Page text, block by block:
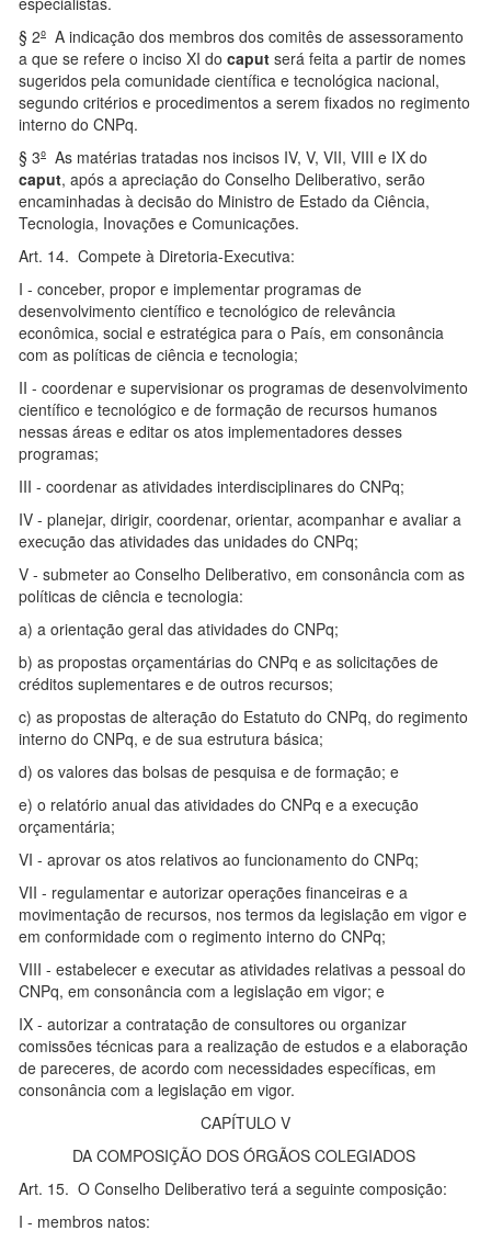
§ 2º A indicação dos membros dos comitês de assessoramento
a que se refere o inciso XI do caput será feita a partir de nomes
sugeridos pela comunidade científica e tecnológica nacional,
segundo critérios e procedimentos a serem fixados no regimento
interno do CNPq.
§ 3º As matérias tratadas nos incisos IV, V, VII, VIII e IX do
caput, após a apreciação do Conselho Deliberativo, serão
encaminhadas à decisão do Ministro de Estado da Ciência,
Tecnologia, Inovações e Comunicações.
Art. 14. Compete à Diretoria-Executiva:
I - conceber, propor e implementar programas de
desenvolvimento científico e tecnológico de relevância
econômica, social e estratégica para o País, em consonância
com as políticas de ciência e tecnologia;
II - coordenar e supervisionar os programas de desenvolvimento
científico e tecnológico e de formação de recursos humanos
nessas áreas e editar os atos implementadores desses
programas;
III - coordenar as atividades interdisciplinares do CNPq;
IV - planejar, dirigir, coordenar, orientar, acompanhar e avaliar a
execução das atividades das unidades do CNPq;
V - submeter ao Conselho Deliberativo, em consonância com as
políticas de ciência e tecnologia:
a) a orientação geral das atividades do CNPq;
b) as propostas orçamentárias do CNPq e as solicitações de
créditos suplementares e de outros recursos;
c) as propostas de alteração do Estatuto do CNPq, do regimento
interno do CNPq, e de sua estrutura básica;
d) os valores das bolsas de pesquisa e de formação; e
e) o relatório anual das atividades do CNPq e a execução
orçamentária;
VI - aprovar os atos relativos ao funcionamento do CNPq;
VII - regulamentar e autorizar operações financeiras e a
movimentação de recursos, nos termos da legislação em vigor e
em conformidade com o regimento interno do CNPq;
VIII - estabelecer e executar as atividades relativas a pessoal do
CNPq, em consonância com a legislação em vigor; e
IX - autorizar a contratação de consultores ou organizar
comissões técnicas para a realização de estudos e a elaboração
de pareceres, de acordo com necessidades específicas, em
consonância com a legislação em vigor.
CAPÍTULO V
DA COMPOSIÇÃO DOS ÓRGÃOS COLEGIADOS
Art. 15. O Conselho Deliberativo terá a seguinte composição:
I - membros natos: